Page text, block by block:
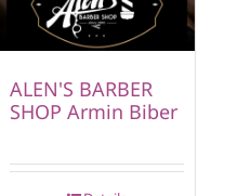
ALEN'S BARBER
SHOP Armin Biber